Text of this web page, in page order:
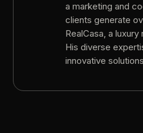
a marketing and
clients generate
RealCasa, a luxury
His diverse
innovative solutions